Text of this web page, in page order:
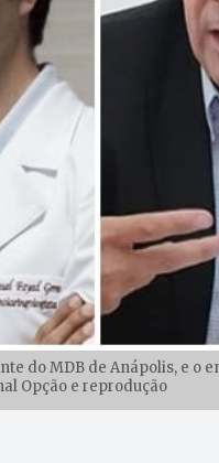
do MDB de Anápolis, e o
Opção e reprodução